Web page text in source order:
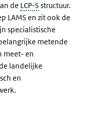
de LCP-S structuur.
LAMS en zit ook de
specialistische
metende
meet- en
landelijke
en